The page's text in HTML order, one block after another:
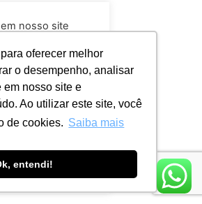
oferecer melhor
o desempenho, analisar
em nosso site e
Ao utilizar este site, você
de cookies. Saiba mais
entendi!
nosso site
suas
repetidas. Ao
todos”, você
de TODOS os